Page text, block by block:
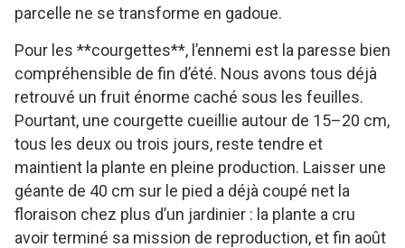
parcelle ne se transforme en gadoue.
Pour les **courgettes**, l’ennemi est la paresse bien
compréhensible de fin d’été. Nous avons tous déjà
retrouvé un fruit énorme caché sous les feuilles.
Pourtant, une courgette cueillie autour de 15–20 cm,
tous les deux ou trois jours, reste tendre et
maintient la plante en pleine production. Laisser une
géante de 40 cm sur le pied a déjà coupé net la
floraison chez plus d’un jardinier : la plante a cru
avoir terminé sa mission de reproduction, et fin août